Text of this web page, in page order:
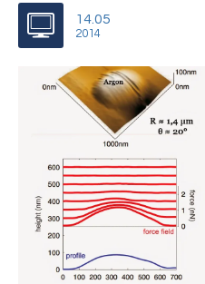
14.05
2014